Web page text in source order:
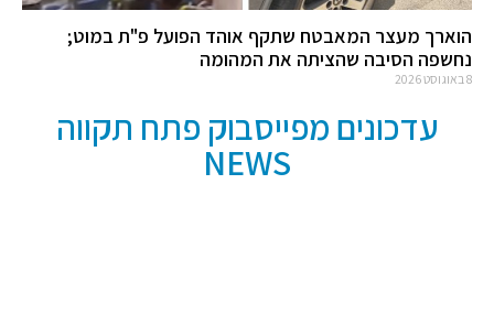
הוארך מעצר המאבטח שתקף אוהד הפועל פ"ת במוט;
נחשפה הסיבה שהציתה את המהומה
8 באוגוסט 2026
עדכונים מפייסבוק פתח תקווה
NEWS